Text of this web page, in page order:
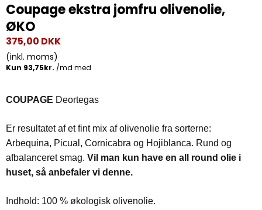
Coupage ekstra jomfru olivenolie,
ØKO
375,00 DKK
(inkl. moms)
COUPAGE Deortegas
Er resultatet af et fint mix af olivenolie fra sorterne:
Arbequina, Picual, Cornicabra og Hojiblanca. Rund og
afbalanceret smag. Vil man kun have en all round olie i
huset, så anbefaler vi denne.
Indhold: 100 % økologisk olivenolie.